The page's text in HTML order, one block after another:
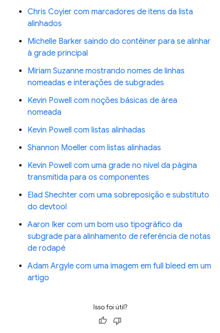
Chris Coyier com marcadores de itens da lista
alinhados
Michelle Barker saindo do contêiner para se alinhar
à grade principal
Miriam Suzanne mostrando nomes de linhas
nomeadas e interações de subgrades
Kevin Powell com noções básicas de área
nomeada
Kevin Powell com listas alinhadas
Shannon Moeller com listas alinhadas
Kevin Powell com uma grade no nível da página
transmitida para os componentes
Elad Shechter com uma sobreposição e substituto
do devtool
Aaron Iker com um bom uso tipográfico da
subgrade para alinhamento de referência de notas
de rodapé
Adam Argyle com uma imagem em full bleed em um
artigo
Isso foi útil?